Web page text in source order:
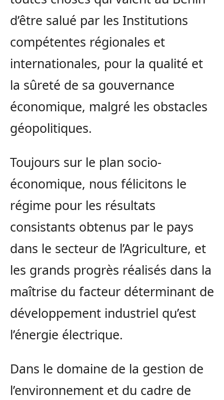
d’être salué par les Institutions
compétentes régionales et
internationales, pour la qualité et
la sûreté de sa gouvernance
économique, malgré les obstacles
géopolitiques.
Toujours sur le plan socio-
économique, nous félicitons le
régime pour les résultats
consistants obtenus par le pays
dans le secteur de l’Agriculture, et
les grands progrès réalisés dans la
maîtrise du facteur déterminant de
développement industriel qu’est
l’énergie électrique.
Dans le domaine de la gestion de
l’environnement et du cadre de